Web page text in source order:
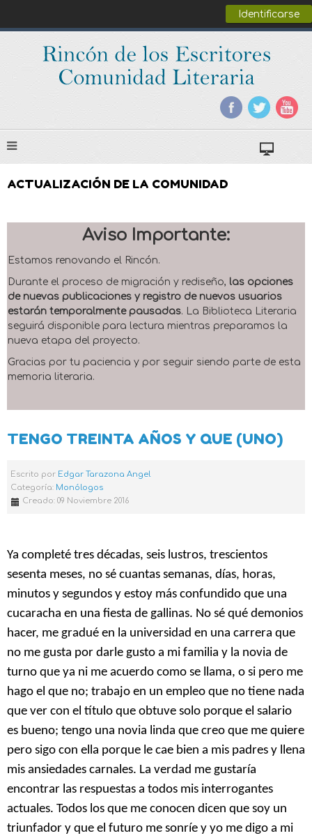
Identificarse
ACTUALIZACIÓN DE LA COMUNIDAD
Aviso Importante:
Estamos renovando el Rincón.
Durante el proceso de migración y rediseño, las opciones
de nuevas publicaciones y registro de nuevos usuarios
estarán temporalmente pausadas. La Biblioteca Literaria
seguirá disponible para lectura mientras preparamos la
nueva etapa del proyecto.
Gracias por tu paciencia y por seguir siendo parte de esta
memoria literaria.
TENGO TREINTA AÑOS Y QUE (UNO)
Escrito por Edgar Tarazona Angel
Categoría: Monólogos
Creado: 09 Noviembre 2016
Ya completé tres décadas, seis lustros, trescientos
sesenta meses, no sé cuantas semanas, días, horas,
minutos y segundos y estoy más confundido que una
cucaracha en una fiesta de gallinas. No sé qué demonios
hacer, me gradué en la universidad en una carrera que
no me gusta por darle gusto a mi familia y la novia de
turno que ya ni me acuerdo como se llama, o si pero me
hago el que no; trabajo en un empleo que no tiene nada
que ver con el título que obtuve solo porque el salario
es bueno; tengo una novia linda que creo que me quiere
pero sigo con ella porque le cae bien a mis padres y llena
mis ansiedades carnales. La verdad me gustaría
encontrar las respuestas a todos mis interrogantes
actuales. Todos los que me conocen dicen que soy un
triunfador y que el futuro me sonríe y yo me digo a mi